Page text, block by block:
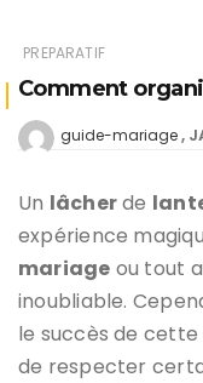
PREPARATIF
Comment
guide-mariage
Un lâcherde
expérience
mariage ou tout
inoubliable.
le succès de cette
de respecter